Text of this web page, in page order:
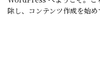
除し、コンテンツ作成を始め